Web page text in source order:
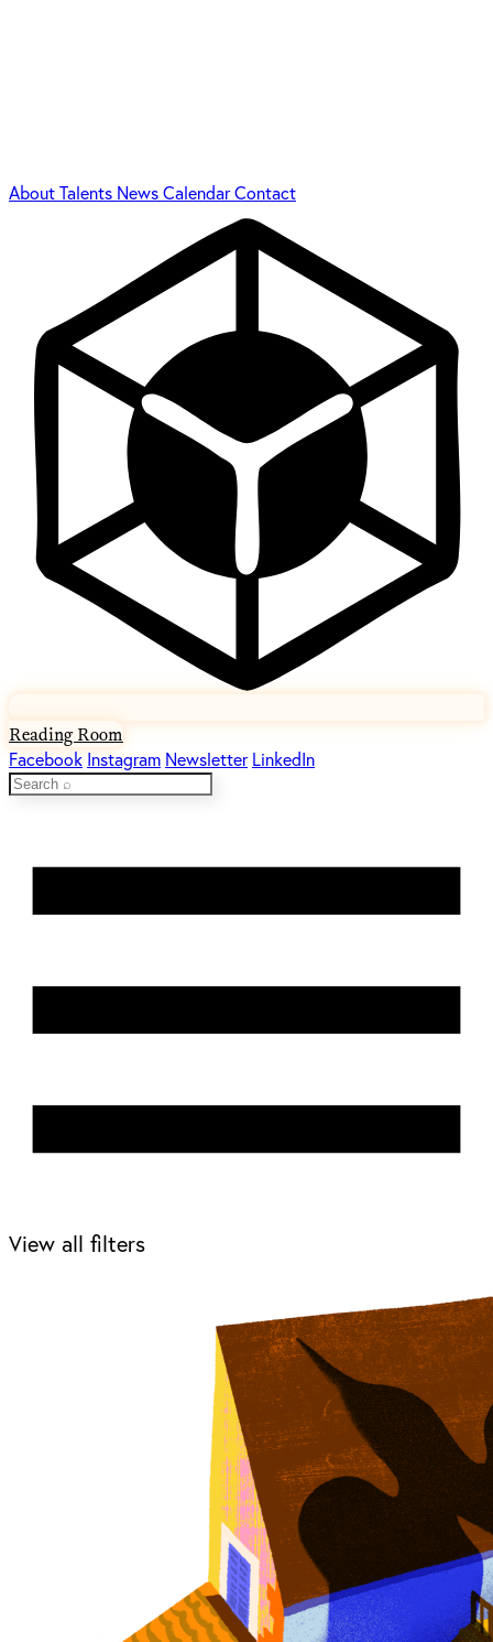
AboutTalents NewsCalendarContact
Reading Room
Facebook Instagram Newsletter LinkedIn
View all filters